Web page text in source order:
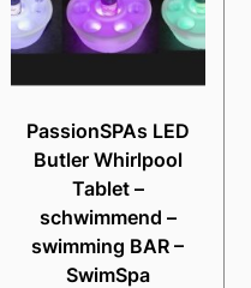
PassionSPAs LED
Butler Whirlpool
Tablet –
schwimmend –
swimming BAR –
SwimSpa